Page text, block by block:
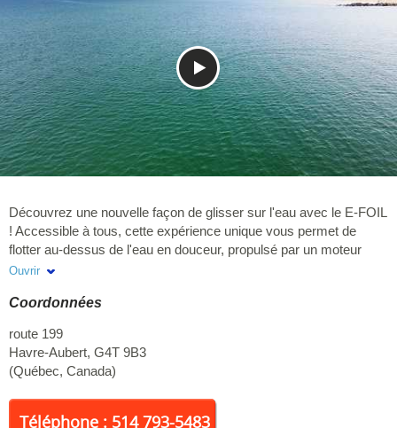
Découvrez une nouvelle façon de glisser sur l'eau avec le E-FOIL
! Accessible à tous, cette expérience unique vous permet de
flotter au-dessus de l'eau en douceur, propulsé par un moteur
électrique silencieux. Aux Îles de la Madeleine, profitez d'un cadre
soit pour une première initiation ou une session autonome, nos
expertise. Offrez-vous un moment inoubliable sur l'eau et laissez-
vous porter par la magie du foil. Réservez votre expérience dès
maintenant !
**Flite E-FOIL, EFOIL, planche électrique, planche hydrofoil
Ouvrir
Coordonnées
route 199
Havre-Aubert, G4T 9B3
(Québec, Canada)
Téléphone : 514 793-5483